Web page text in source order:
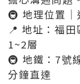
🚇 地理位置
📍 地址：福
1~2層
🚇 地鐵：7號
分鐘直達